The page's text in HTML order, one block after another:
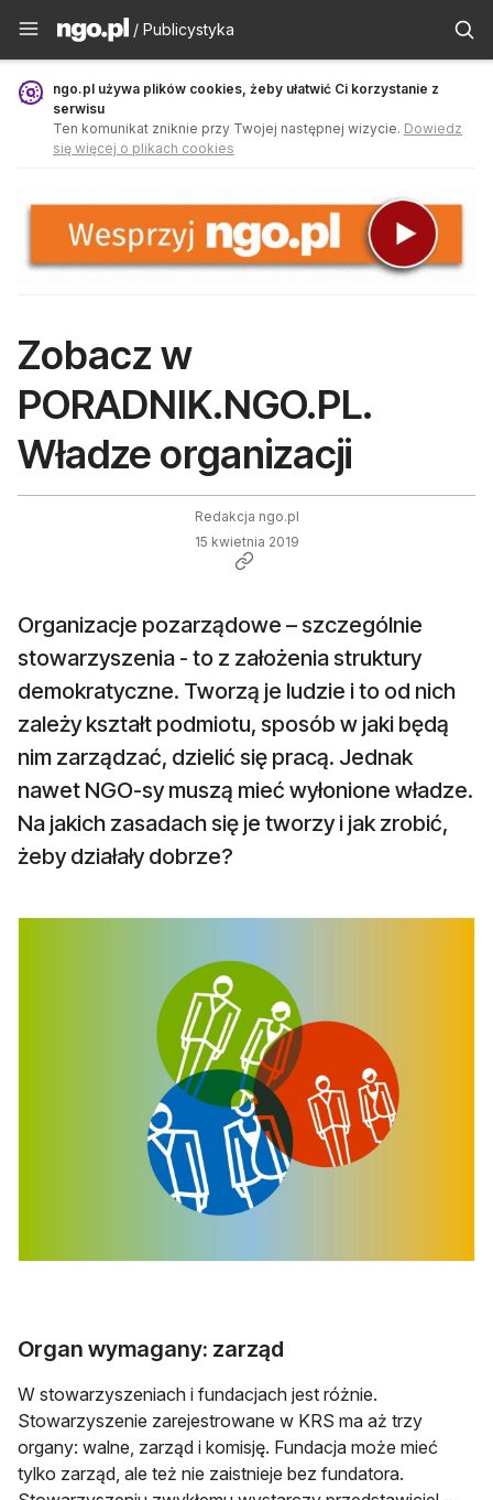
Publicystyka - ngo.pl
/ Publicystyka
ngo.pl używa plików cookies, żeby ułatwić Ci korzystanie z
serwisu
Ten komunikat zniknie przy Twojej następnej wizycie. Dowiedz
się więcej o plikach cookies
Zobacz w
PORADNIK.NGO.PL.
Władze organizacji
Redakcja ngo.pl
15 kwietnia 2019
Organizacje pozarządowe – szczególnie
stowarzyszenia - to z założenia struktury
demokratyczne. Tworzą je ludzie i to od nich
zależy kształt podmiotu, sposób w jaki będą
nim zarządzać, dzielić się pracą. Jednak
nawet NGO-sy muszą mieć wyłonione władze.
Na jakich zasadach się je tworzy i jak zrobić,
żeby działały dobrze?
Organ wymagany: zarząd
W stowarzyszeniach i fundacjach jest różnie.
Stowarzyszenie zarejestrowane w KRS ma aż trzy
organy: walne, zarząd i komisję. Fundacja może mieć
tylko zarząd, ale też nie zaistnieje bez fundatora.